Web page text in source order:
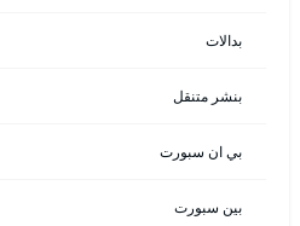
بدالات
بنشر متنقل
بي ان سبورت
بين سبورت